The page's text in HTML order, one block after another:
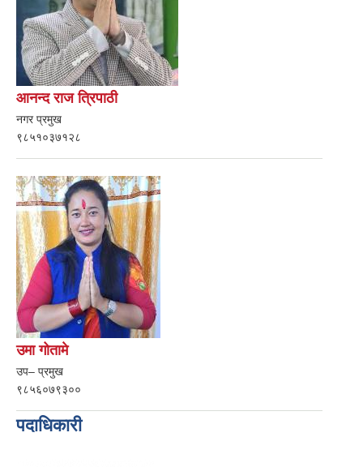
आनन्द राज त्रिपाठी
नगर प्रमुख
९८५१०३७१२८
उमा गोतामे
उप– प्रमुख
९८५६०७९३००
पदाधिकारी